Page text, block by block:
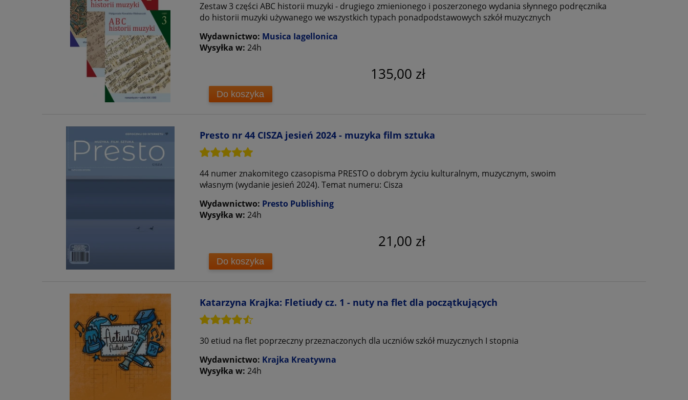
Zestaw 3 części ABC historii muzyki - drugiego zmienionego i poszerzonego wydania słynnego podręcznika
do historii muzyki używanego we wszystkich typach ponadpodstawowych szkół muzycznych
Wydawnictwo: Musica Iagellonica
Wysyłka w: 24h
135,00 zł
Do koszyka
Presto nr 44 CISZA jesień 2024 - muzyka film sztuka
44 numer znakomitego czasopisma PRESTO o dobrym życiu kulturalnym, muzycznym, swoim
własnym (wydanie jesień 2024). Temat numeru: Cisza
Wydawnictwo: Presto Publishing
Wysyłka w: 24h
21,00 zł
Do koszyka
Katarzyna Krajka: Fletiudy cz. 1 - nuty na flet dla początkujących
30 etiud na flet poprzeczny przeznaczonych dla uczniów szkół muzycznych I stopnia
Wydawnictwo: Krajka Kreatywna
Wysyłka w: 24h